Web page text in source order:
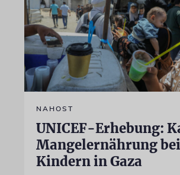
NAHOST
UNICEF-Erhebung:
Mangelernährung bei
Kindern in Gaza